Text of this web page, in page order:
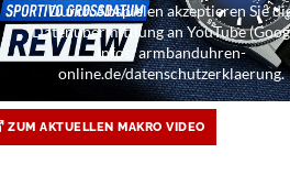
Durch Abspielen akzeptieren Sie
Datenübermittlung an YouTube
Infos: armbanduhren-
online.de/datenschutzerklaerung.
ZUM AKTUELLEN MAKRO VIDEO